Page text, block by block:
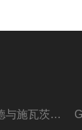
ESL6德国罗德与施瓦茨预认证EMI接收机